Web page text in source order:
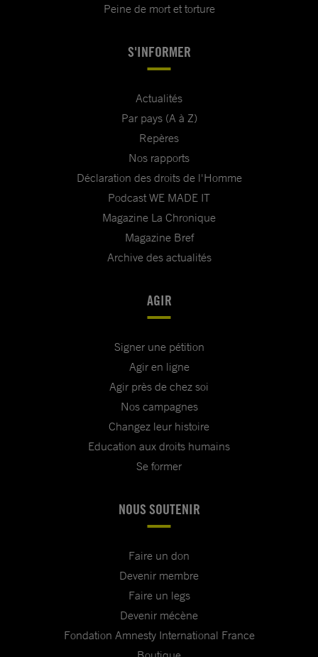
Peine de mort et torture
S'INFORMER
Actualités
Par pays (A à Z)
Repères
Nos rapports
Déclaration des droits de l'Homme
Podcast WE MADE IT
Magazine La Chronique
Magazine Bref
Archive des actualités
AGIR
Signer une pétition
Agir en ligne
Agir près de chez soi
Nos campagnes
Changez leur histoire
Education aux droits humains
Se former
NOUS SOUTENIR
Faire un don
Devenir membre
Faire un legs
Devenir mécène
Fondation Amnesty International France